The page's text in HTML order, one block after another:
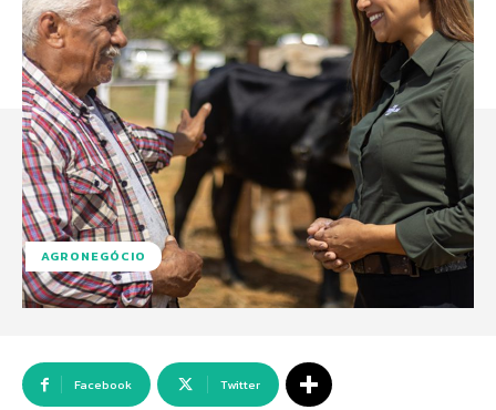
AGRONEGÓCIO
Facebook Twitter